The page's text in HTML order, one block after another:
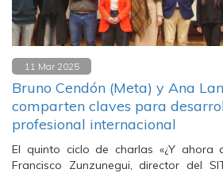
11 Mar 2025
Bruno Cendón (Meta) y Ana
comparten claves para
profesional internacional
El quinto ciclo de charlas «¿Y ahora
Francisco Zunzunegui, director del